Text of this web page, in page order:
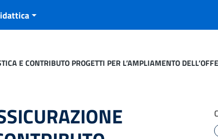
E CONTRIBUTO PROGETTI PER L’AMPLIAMENTO